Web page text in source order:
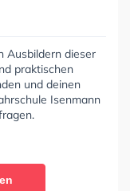
Ausbildern dieser
praktischen
und deinen
Isenmann